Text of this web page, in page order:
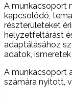
A munkacsoport
kapcsolódó,
részterületeket
helyzetfeltárást
adaptálásához
adatok,
A munkacsoport
számára nyitott,